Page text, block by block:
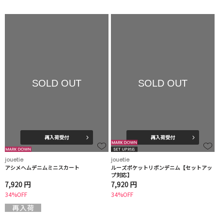
SOLD OUT
再入荷受付
jouetie
アシメヘムデニムミニスカート
7,920 円
34%OFF
SOLD OUT
再入荷受付
jouetie
ルーズポケットリボンデニム【セットアッ
プ対応】
7,920 円
34%OFF